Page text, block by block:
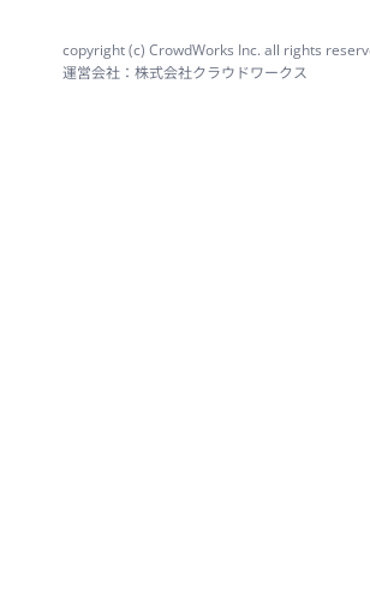
copyright (c) CrowdWorks Inc. all rights
運営会社：株式会社クラウドワークス